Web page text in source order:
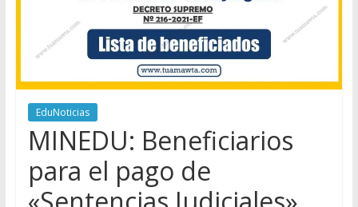
EduNoticias
MINEDU: Beneficiarios
para el pago de